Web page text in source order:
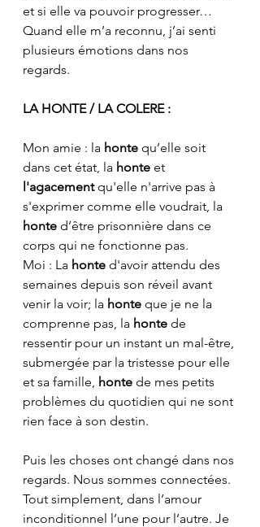
et si elle va pouvoir progresser…
Quand elle m’a reconnu, j’ai senti
plusieurs émotions dans nos
regards.
LA HONTE / LA COLERE :
Mon amie : la honte qu’elle soit
dans cet état, la honte et
l'agacement qu'elle n'arrive pas à
s'exprimer comme elle voudrait, la
honte d’être prisonnière dans ce
corps qui ne fonctionne pas.
Moi : La honte d'avoir attendu des
semaines depuis son réveil avant
venir la voir; la honte que je ne la
comprenne pas, la honte de
ressentir pour un instant un mal-être,
submergée par la tristesse pour elle
et sa famille, honte de mes petits
problèmes du quotidien qui ne sont
rien face à son destin.
Puis les choses ont changé dans nos
regards. Nous sommes connectées.
Tout simplement, dans l’amour
inconditionnel l’une pour l’autre. Je